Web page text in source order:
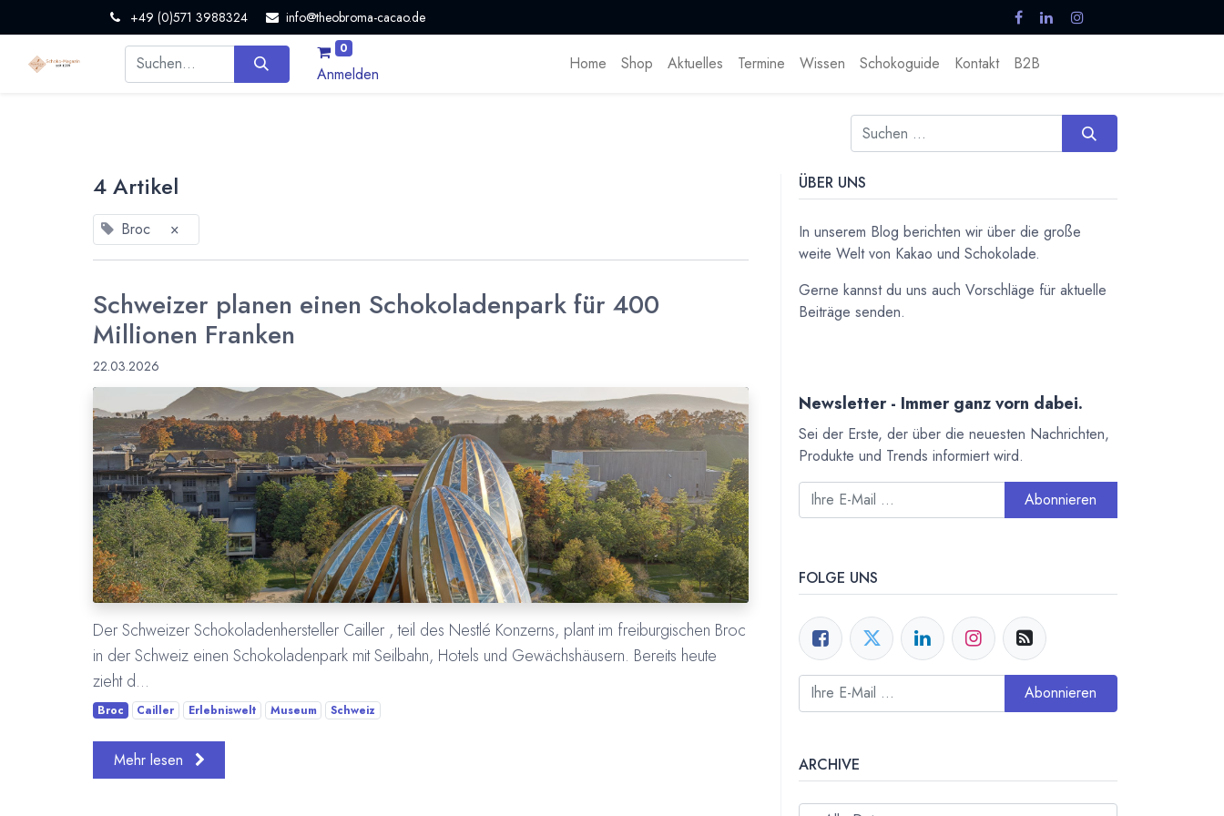
+49 (0)571 3988324 info@theobroma-cacao.de
0
Anmelden
Home Shop Aktuelles Termine Wissen Schokoguide Kontakt B2B
4 Artikel
Broc ×
Schweizer planen einen Schokoladenpark für 400
Millionen Franken
22.03.2026
Der Schweizer Schokoladenhersteller Cailler , teil des Nestlé Konzerns, plant im freiburgischen Broc
in der Schweiz einen Schokoladenpark mit Seilbahn, Hotels und Gewächshäusern. Bereits heute
zieht d...
Broc Cailler Erlebniswelt Museum Schweiz
Mehr lesen
ÜBER UNS
In unserem Blog berichten wir über die große
weite Welt von Kakao und Schokolade.
Gerne kannst du uns auch Vorschläge für aktuelle
Beiträge senden.
Newsletter - Immer ganz vorn dabei.
Sei der Erste, der über die neuesten Nachrichten,
Produkte und Trends informiert wird.
Abonnieren
FOLGE UNS
Abonnieren
ARCHIVE